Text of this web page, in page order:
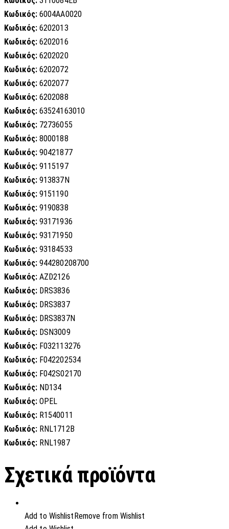
Κωδικός: 6004AA0020
Κωδικός: 6202013
Κωδικός: 6202016
Κωδικός: 6202020
Κωδικός: 6202072
Κωδικός: 6202077
Κωδικός: 6202088
Κωδικός: 63524163010
Κωδικός: 72736055
Κωδικός: 8000188
Κωδικός: 90421877
Κωδικός: 9115197
Κωδικός: 913837N
Κωδικός: 9151190
Κωδικός: 9190838
Κωδικός: 93171936
Κωδικός: 93171950
Κωδικός: 93184533
Κωδικός: 944280208700
Κωδικός: AZD2126
Κωδικός: DRS3836
Κωδικός: DRS3837
Κωδικός: DRS3837N
Κωδικός: DSN3009
Κωδικός: F032113276
Κωδικός: F042202534
Κωδικός: F042S02170
Κωδικός: ND134
Κωδικός: OPEL
Κωδικός: R1540011
Κωδικός: RNL1712B
Κωδικός: RNL1987
Σχετικά προϊόντα
Add to Wishlist Remove from Wishlist